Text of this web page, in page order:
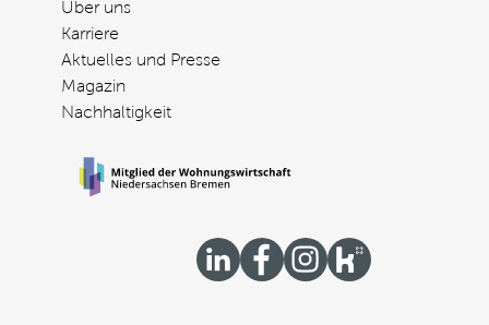
Über uns
Karriere
Aktuelles und Presse
Magazin
Nachhaltigkeit